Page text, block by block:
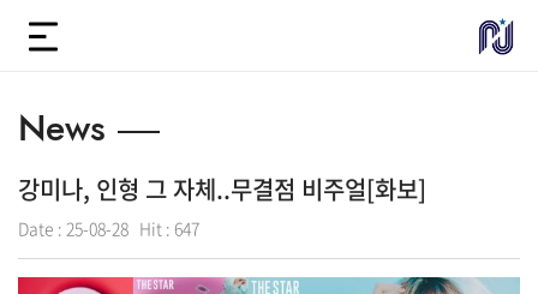
News
강미나, 인형 그 자체..무결점 비주얼[화보]
Date : 25-08-28 Hit : 647